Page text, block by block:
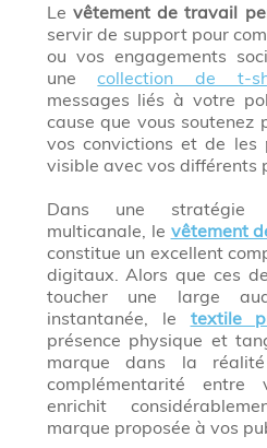
Le vêtement de travail
servir de support pour
ou vos engagements
unecollection de t-
messages liés à votre
cause que vous soutenez
vos convictions et de les
visible avec vos différents
Dans une stratégie
multicanale, le vêtement
constitue un excellent
digitaux. Alors que ces
toucher une large
instantanée, le textile
présence physique et
marque dans la
complémentarité
enrichit
marque proposée à vos